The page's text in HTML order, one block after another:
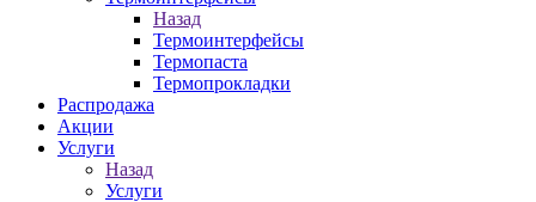
Назад
Термоинтерфейсы
Термопаста
Термопрокладки
Распродажа
Акции
Услуги
Назад
Услуги